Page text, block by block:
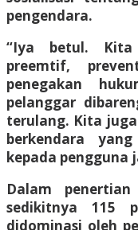
pengendara.
“Iya betul. Kita
preemtif,
penegakan
pelanggar
terulang. Kita
berkendara
kepada pengguna
Dalam
sedikitnya 115
didominasi oleh